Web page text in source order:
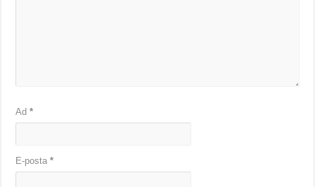
Ad*
E-posta*